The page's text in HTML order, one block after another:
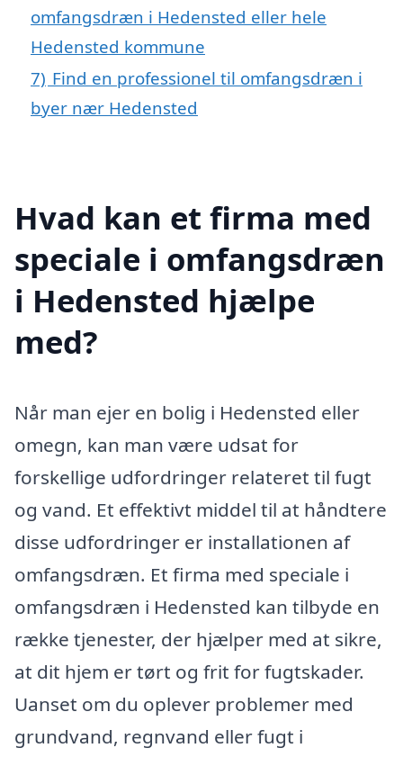
omfangsdræn i Hedensted eller hele
Hedensted kommune
7) Find en professionel til omfangsdræn i
byer nær Hedensted
Hvad kan et firma med
speciale i omfangsdræn
i Hedensted hjælpe
med?
Når man ejer en bolig i Hedensted eller
omegn, kan man være udsat for
forskellige udfordringer relateret til fugt
og vand. Et effektivt middel til at håndtere
disse udfordringer er installationen af
omfangsdræn. Et firma med speciale i
omfangsdræn i Hedensted kan tilbyde en
række tjenester, der hjælper med at sikre,
at dit hjem er tørt og frit for fugtskader.
Uanset om du oplever problemer med
grundvand, regnvand eller fugt i